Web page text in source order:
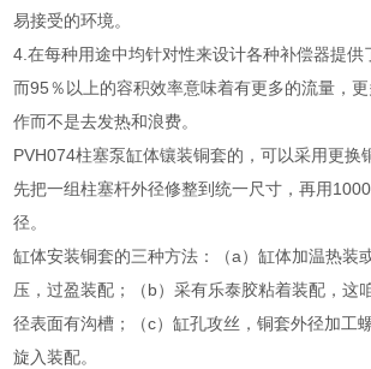
易接受的环境。
4.在每种用途中均针对性来设计各种补偿器提供
而95％以上的容积效率意味着有更多的流量，
作而不是去发热和浪费。
PVH074柱塞泵缸体镶装铜套的，可以采用更换
先把一组柱塞杆外径修整到统一尺寸，再用
径。
缸体安装铜套的三种方法：（a）缸体加温热装
压，过盈装配；（b）采有乐泰胶粘着装配，这
径表面有沟槽；（c）缸孔攻丝，铜套外径加工
旋入装配。